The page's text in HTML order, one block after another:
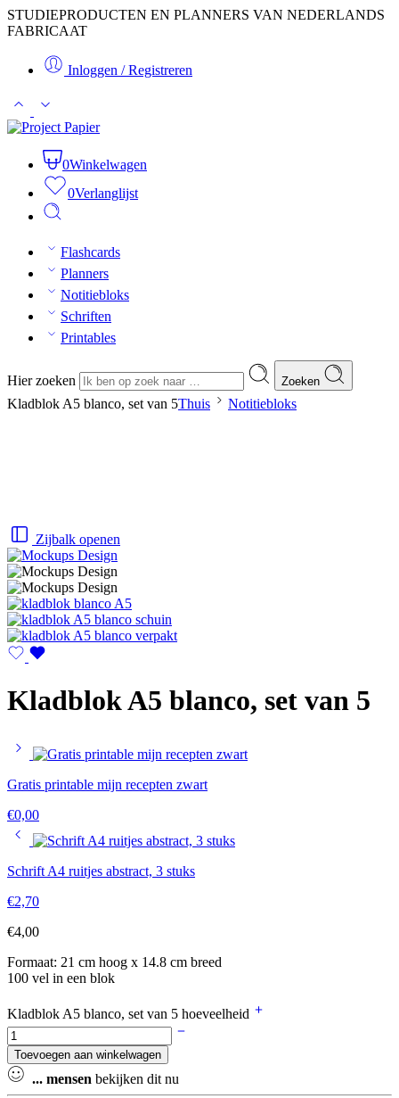
STUDIEPRODUCTEN EN PLANNERS VAN NEDERLANDS
FABRICAAT
Inloggen / Registreren
0Winkelwagen
0Verlanglijst
Flashcards
Planners
Notitiebloks
Schriften
Printables
Hier zoeken Zoeken
Kladblok A5 blanco, set van 5Thuis Notitiebloks
Zijbalk openen
Kladblok A5 blanco, set van 5
Gratis printable mijn recepten zwart
€0,00
Schrift A4 ruitjes abstract, 3 stuks
€2,70
€4,00
Formaat: 21 cm hoog x 14.8 cm breed
100 vel in een blok
Kladblok A5 blanco, set van 5 hoeveelheid
Toevoegen aan winkelwagen
... mensen bekijken dit nu